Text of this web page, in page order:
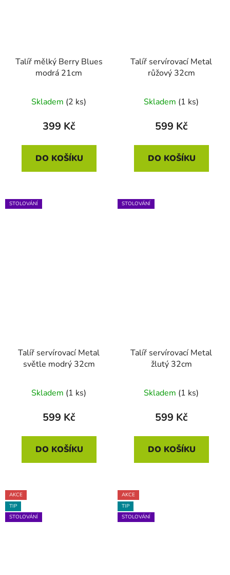
Talíř mělký Berry Blues
modrá 21cm
Skladem (2 ks)
399 Kč
DO KOŠÍKU
Talíř servírovací Metal
růžový 32cm
Skladem (1 ks)
599 Kč
DO KOŠÍKU
STOLOVÁNÍ
Talíř servírovací Metal
světle modrý 32cm
Skladem (1 ks)
599 Kč
DO KOŠÍKU
STOLOVÁNÍ
Talíř servírovací Metal
žlutý 32cm
Skladem (1 ks)
599 Kč
DO KOŠÍKU
AKCE
TIP
STOLOVÁNÍ
AKCE
TIP
STOLOVÁNÍ